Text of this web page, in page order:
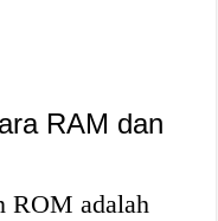
RAM dan
ROM adalah